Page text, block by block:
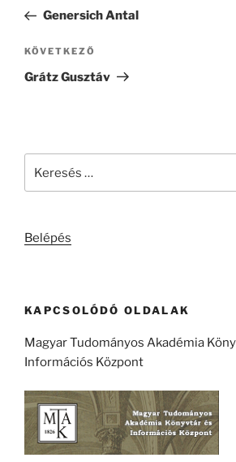
bejegyzés
Genersich Antal
Következő
bejegyzés
KÖVETKEZŐ
Grátz Gusztáv
Belépés
KAPCSOLÓDÓ OLDALAK
Magyar Tudományos Akadémia
Információs Központ